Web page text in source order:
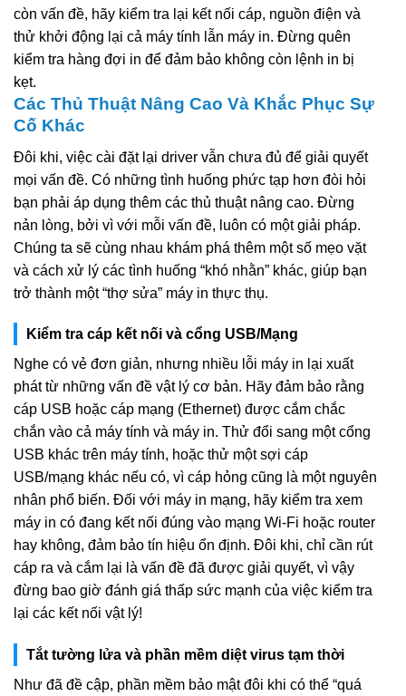
còn vấn đề, hãy kiểm tra lại kết nối cáp, nguồn điện và
thử khởi động lại cả máy tính lẫn máy in. Đừng quên
kiểm tra hàng đợi in để đảm bảo không còn lệnh in bị
kẹt.
Các Thủ Thuật Nâng Cao Và Khắc Phục Sự
Cố Khác
Đôi khi, việc cài đặt lại driver vẫn chưa đủ để giải quyết
mọi vấn đề. Có những tình huống phức tạp hơn đòi hỏi
bạn phải áp dụng thêm các thủ thuật nâng cao. Đừng
nản lòng, bởi vì với mỗi vấn đề, luôn có một giải pháp.
Chúng ta sẽ cùng nhau khám phá thêm một số mẹo vặt
và cách xử lý các tình huống “khó nhằn” khác, giúp bạn
trở thành một “thợ sửa” máy in thực thụ.
Kiểm tra cáp kết nối và cổng USB/Mạng
Nghe có vẻ đơn giản, nhưng nhiều lỗi máy in lại xuất
phát từ những vấn đề vật lý cơ bản. Hãy đảm bảo rằng
cáp USB hoặc cáp mạng (Ethernet) được cắm chắc
chắn vào cả máy tính và máy in. Thử đổi sang một cổng
USB khác trên máy tính, hoặc thử một sợi cáp
USB/mạng khác nếu có, vì cáp hỏng cũng là một nguyên
nhân phổ biến. Đối với máy in mạng, hãy kiểm tra xem
máy in có đang kết nối đúng vào mạng Wi-Fi hoặc router
hay không, đảm bảo tín hiệu ổn định. Đôi khi, chỉ cần rút
cáp ra và cắm lại là vấn đề đã được giải quyết, vì vậy
đừng bao giờ đánh giá thấp sức mạnh của việc kiểm tra
lại các kết nối vật lý!
Tắt tường lửa và phần mềm diệt virus tạm thời
Như đã đề cập, phần mềm bảo mật đôi khi có thể “quá